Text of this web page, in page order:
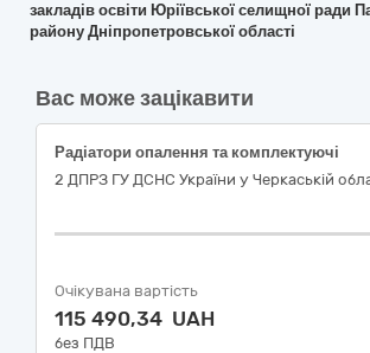
закладів освіти Юріївської селищної ради
району Дніпропетровської області
Вас може зацікавити
Радіатори опалення та комплектуючі
2 ДПРЗ ГУ ДСНС України у Черкаській
Очікувана вартість
115 490,34 UAH
без ПДВ